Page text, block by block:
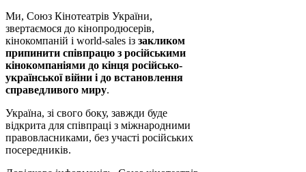
Ми, Союз Кінотеатрів України,
звертаємося до кінопродюсерів,
кінокомпаній і world-sales із закликом
припинити співпрацю з російськими
кінокомпаніями до кінця російсько-
української війни і до встановлення
справедливого миру.
Україна, зі свого боку, завжди буде
відкрита для співпраці з міжнародними
правовласниками, без участі російських
посередників.